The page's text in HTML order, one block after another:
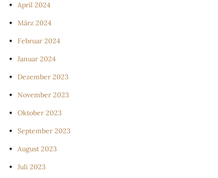
April 2024
März 2024
Februar 2024
Januar 2024
Dezember 2023
November 2023
Oktober 2023
September 2023
August 2023
Juli 2023